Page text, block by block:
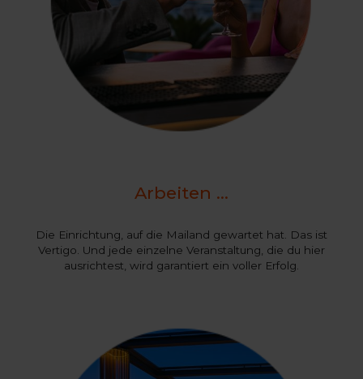
Arbeiten …
Die Einrichtung, auf die Mailand gewartet hat. Das ist
Vertigo. Und jede einzelne Veranstaltung, die du hier
ausrichtest, wird garantiert ein voller Erfolg.